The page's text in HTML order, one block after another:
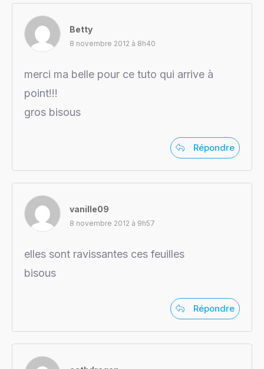
Betty
8 novembre 2012 à 8h40
merci ma belle pour ce tuto qui arrive à
point!!!
gros bisous
Répondre
vanille09
8 novembre 2012 à 9h57
elles sont ravissantes ces feuilles
bisous
Répondre